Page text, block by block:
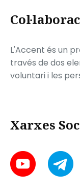
L'Accent és un
través de dos
voluntari i les
Xarxes